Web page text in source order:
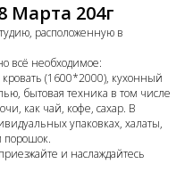
Марта 204г
расположенную в
всё необходимое:
(1600*2000), кухонный
бытовая техника в том числе
как чай, кофе, сахар. В
упаковках, халаты,
порошок.
и наслаждайтесь